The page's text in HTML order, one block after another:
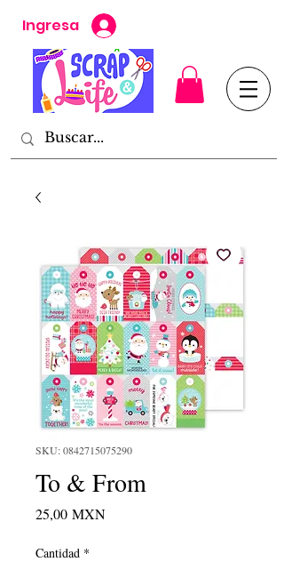
Ingresa
SKU: 0842715075290
To & From
25,00 MXNPrecio
Cantidad *